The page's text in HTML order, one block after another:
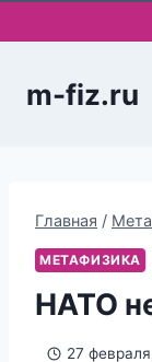
к
m-fiz.ru
Главная /
МЕТАФИЗИКА
НАТО
27